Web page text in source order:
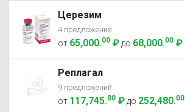
Церезим
4 предложения
от 65,000.00 ₽ до 68,000.00 ₽
Реплагал
9 предложений
от 117,745.00 ₽ до 252,480.00